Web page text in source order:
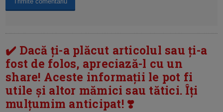
✔️ Dacă ți-a plăcut articolul sau ți-a
fost de folos, apreciază-l cu un
share! Aceste informații le pot fi
utile și altor mămici sau tătici. Îți
mulțumim anticipat! ❣️